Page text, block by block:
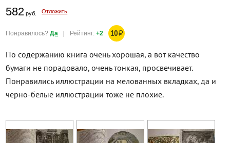
582 руб. Отложить
Понравилось?Да | Рейтинг:+2 10₽
По содержанию книга очень хорошая, а вот качество
бумаги не порадовало, очень тонкая, просвечивает.
Понравились иллюстрации на мелованных вкладках, да и
черно-белые иллюстрации тоже не плохие.